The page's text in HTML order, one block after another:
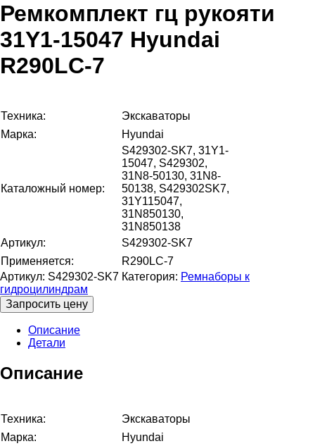
Ремкомплект гц рукояти
31Y1-15047 Hyundai
R290LC-7
Техника:
Экскаваторы
Марка:
Hyundai
Каталожный номер:
S429302-SK7, 31Y1-
15047, S429302,
31N8-50130, 31N8-
50138, S429302SK7,
31Y115047,
31N850130,
31N850138
Артикул:
S429302-SK7
Применяется:
R290LC-7
Артикул: S429302-SK7 Категория: Ремнаборы к
гидроцилиндрам
Запросить цену
Описание
Детали
Описание
Техника:
Экскаваторы
Марка:
Hyundai